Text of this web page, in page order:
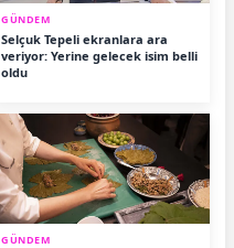
GÜNDEM
Selçuk Tepeli ekranlara ara
veriyor: Yerine gelecek isim belli
oldu
GÜNDEM